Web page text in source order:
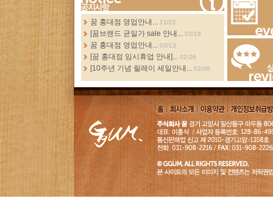
more...
꿈 홍대점 영업안내... 11/22
[꿈브랜드 균일가 sale 안내... 03/18
꿈 홍대점 영업안내... 03/13
[꿈 홍대점 임시휴업 안내]... 02/26
[10주년 기념 릴레이 세일안내... 02/06
Events
Review
홈
회사소
개
이용약
관
개인정보취급
침